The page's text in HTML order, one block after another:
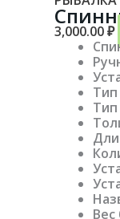
3,000.00₽
Вес